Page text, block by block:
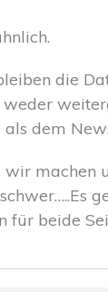
die
dem
wir machen
für beide